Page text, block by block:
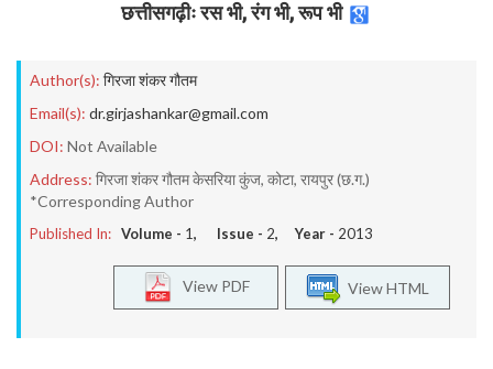
छत्तीसगढ़ीः रस भी, रंग भी, रूप भी
Author(s): गिरजा शंकर गौतम
Email(s): dr.girjashankar@gmail.com
DOI: Not Available
Address: गिरजा शंकर गौतम केसरिया कुंज, कोटा, रायपुर (छ.ग.)
*Corresponding Author
Published In: Volume - 1, Issue - 2, Year - 2013
View HTML
View PDF